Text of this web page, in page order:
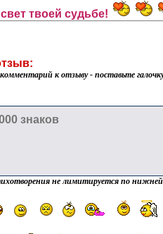
твоей судьбе!
к отзыву - поставьте
не лимитируется по нижней